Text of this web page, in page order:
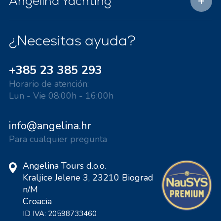
¿Necesitas ayuda?
+385 23 385 293
Horario de atención:
Lun - Vie 08:00h - 16:00h
info@angelina.hr
Para cualquier pregunta
Angelina Tours d.o.o.
Kraljice Jelene 3, 23210 Biograd
n/M
Croacia
ID IVA: 20598733460